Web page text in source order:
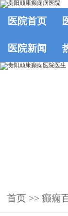
医院首页
医院新闻
首页 >> 癫痫